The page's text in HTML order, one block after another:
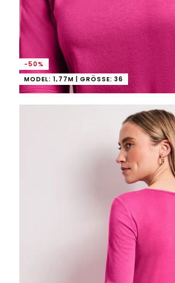
-50%
MODEL: 1,77M | GRÖSSE: 36